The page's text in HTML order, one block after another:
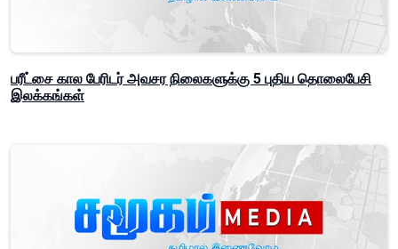
பரீட்சை கால பேரிடர் அவசர நிலைகளுக்கு 5 புதிய தொலைபேசி
இலக்கங்கள்